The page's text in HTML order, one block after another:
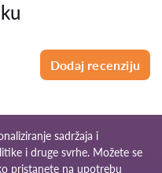
Dodaj recenziju
sadržaja i
i druge svrhe. Možete se
pristanete na upotrebu